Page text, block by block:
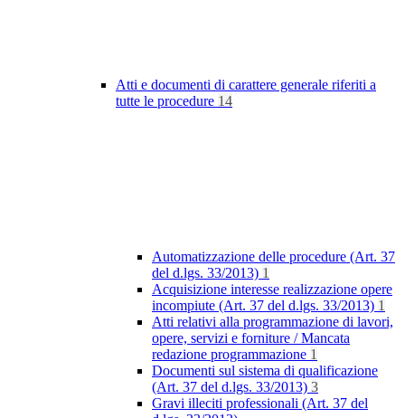
Atti e documenti di carattere generale riferiti a
tutte le procedure 14
Automatizzazione delle procedure (Art. 37
del d.lgs. 33/2013) 1
Acquisizione interesse realizzazione opere
incompiute (Art. 37 del d.lgs. 33/2013) 1
Atti relativi alla programmazione di lavori,
opere, servizi e forniture / Mancata
redazione programmazione 1
Documenti sul sistema di qualificazione
(Art. 37 del d.lgs. 33/2013) 3
Gravi illeciti professionali (Art. 37 del